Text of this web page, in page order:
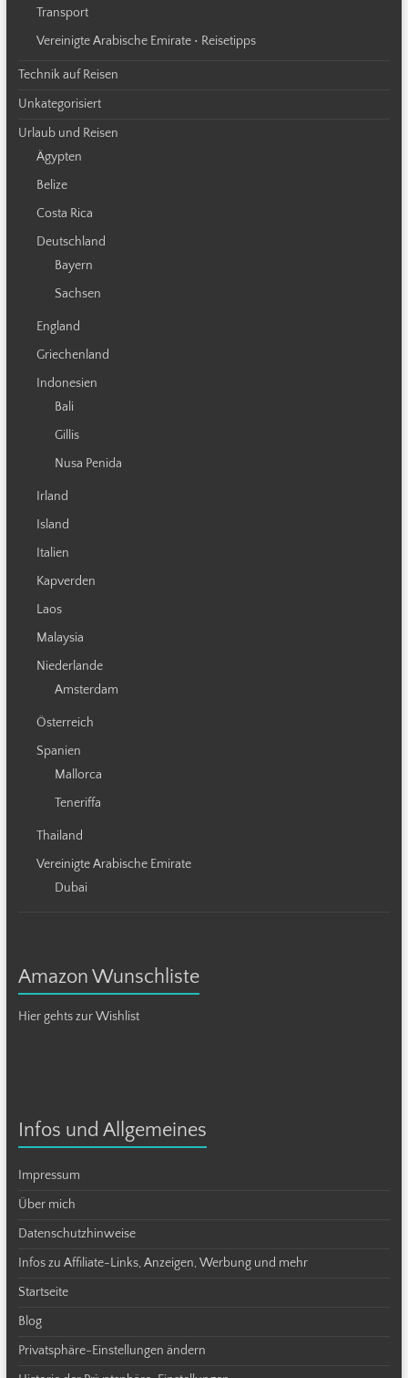
Transport
Vereinigte Arabische Emirate • Reisetipps
Technik auf Reisen
Unkategorisiert
Urlaub und Reisen
Ägypten
Belize
Costa Rica
Deutschland
Bayern
Sachsen
England
Griechenland
Indonesien
Bali
Gillis
Nusa Penida
Irland
Island
Italien
Kapverden
Laos
Malaysia
Niederlande
Amsterdam
Österreich
Spanien
Mallorca
Teneriffa
Thailand
Vereinigte Arabische Emirate
Dubai
Amazon Wunschliste
Hier gehts zur Wishlist
Infos und Allgemeines
Impressum
Über mich
Datenschutzhinweise
Infos zu Affiliate-Links, Anzeigen, Werbung und mehr
Startseite
Blog
Privatsphäre-Einstellungen ändern